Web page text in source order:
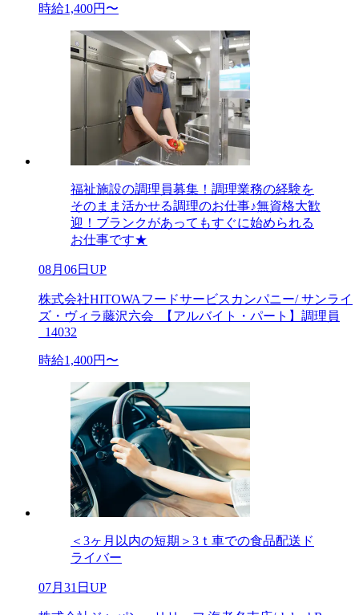
時給1,400円〜
福祉施設の調理員募集！調理業務の経験を
そのまま活かせる調理のお仕事♪無資格大歓
迎！ブランクがあってもすぐに始められる
お仕事です★
08月06日UP
株式会社HITOWAフードサービスカンパニー/ サンライ
ズ・ヴィラ藤沢六会_【アルバイト・パート】調理員
_14032
時給1,400円〜
＜3ヶ月以内の短期＞3ｔ車での食品配送ド
ライバー
07月31日UP